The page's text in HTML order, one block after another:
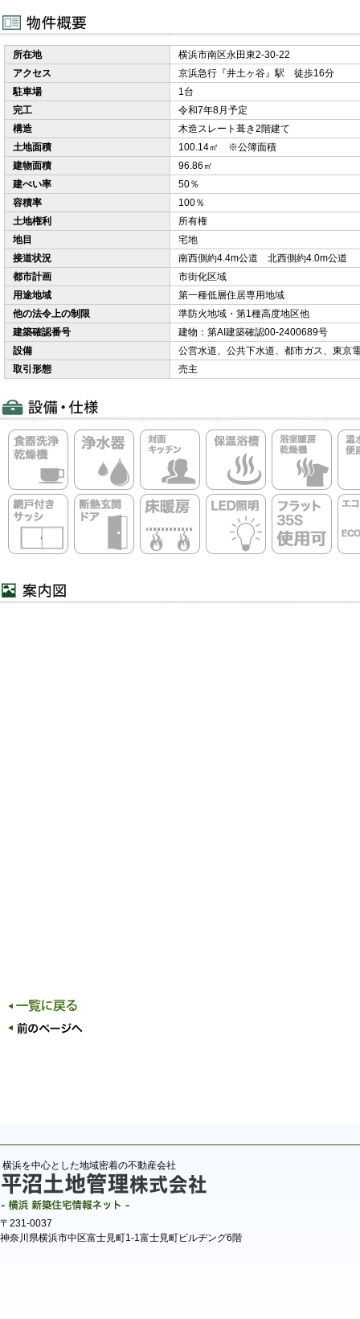
所在地
横浜市南区永田東2-30-22
アクセス
京浜急行『井土ヶ谷』駅 徒歩16分
駐車場
1台
完工
令和7年8月予定
構造
木造スレート葺き2階建て
土地面積
100.14㎡ ※公簿面積
建物面積
96.86㎡
建ぺい率
50％
容積率
100％
土地権利
所有権
地目
宅地
接道状況
南西側約4.4m公道 北西側約4.0m公道
都市計画
市街化区域
用途地域
第一種低層住居専用地域
他の法令上の制限
準防火地域・第1種高度地区他
建築確認番号
建物：第AI建築確認00-2400689号
設備
公営水道、公共下水道、都市ガス、東京
取引形態
売主
横浜を中心とした地域密着の不動産会社
〒231-0037
神奈川県横浜市中区富士見町1-1富士見町ビルヂング6階